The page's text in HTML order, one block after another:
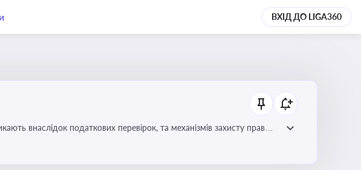
ВХІД ДО LIGA360
внаслідок податкових перевірок, та механізмів захисту прав